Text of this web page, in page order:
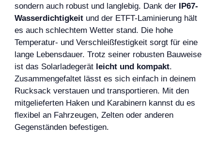
sondern auch robust und langlebig. Dank der IP67-
Wasserdichtigkeit und der ETFT-Laminierung hält
es auch schlechtem Wetter stand. Die hohe
Temperatur- und Verschleißfestigkeit sorgt für eine
lange Lebensdauer. Trotz seiner robusten Bauweise
ist das Solarladegerät leicht und kompakt.
Zusammengefaltet lässt es sich einfach in deinem
Rucksack verstauen und transportieren. Mit den
mitgelieferten Haken und Karabinern kannst du es
flexibel an Fahrzeugen, Zelten oder anderen
Gegenständen befestigen.